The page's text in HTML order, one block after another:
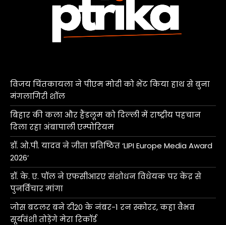
विजय चिंतकायला ने पीएम मोदी को भेंट किया हाथ से बुना
मंगलागिरी शॉल
बिहार की कला और हैंडलूम को दिल्ली में राष्ट्रीय पहचान
दिला रहा अंबापाली एम्पोरियम
डॉ. ओ.पी. यादव ने जीता प्रतिष्ठित ‘LIPI Europe Media Award
2026’
डॉ. के. ए. पॉल ने एफसीआरए संशोधन विधेयक पर केंद्र से
पुनर्विचार मांगा
जोस बटलर बने टी20 के नंबर-1 रन स्कोरर, कहा वैभव
सूर्यवंशी तोड़ेंगे मेरा रिकॉर्ड